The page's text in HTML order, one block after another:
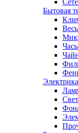
Бытовая